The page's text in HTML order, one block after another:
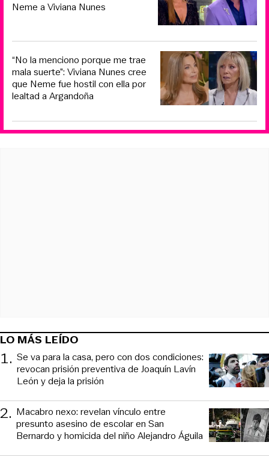
Neme a Viviana Nunes
“No la menciono porque me trae
mala suerte”: Viviana Nunes cree
que Neme fue hostil con ella por
lealtad a Argandoña
LO MÁS LEÍDO
1. Se va para la casa, pero con dos condiciones:
revocan prisión preventiva de Joaquín Lavín
León y deja la prisión
2. Macabro nexo: revelan vínculo entre
presunto asesino de escolar en San
Bernardo y homicida del niño Alejandro Águila